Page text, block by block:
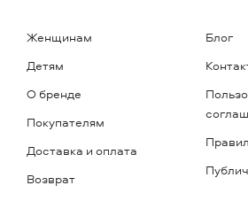
Женщинам
Детям
О бренде
Покупателям
Доставка и оплата
Возврат
Блог